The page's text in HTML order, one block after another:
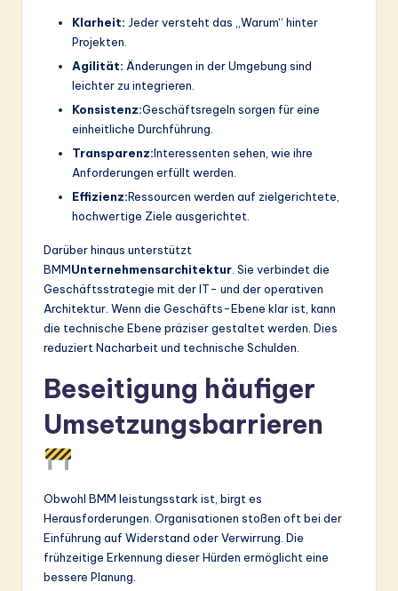
Klarheit: Jeder versteht das „Warum“ hinter
Projekten.
Agilität: Änderungen in der Umgebung sind
leichter zu integrieren.
Konsistenz:Geschäftsregeln sorgen für eine
einheitliche Durchführung.
Transparenz:Interessenten sehen, wie ihre
Anforderungen erfüllt werden.
Effizienz:Ressourcen werden auf zielgerichtete,
hochwertige Ziele ausgerichtet.
Darüber hinaus unterstützt
BMMUnternehmensarchitektur . Sie verbindet die
Geschäftsstrategie mit der IT- und der operativen
Architektur. Wenn die Geschäfts-Ebene klar ist, kann
die technische Ebene präziser gestaltet werden. Dies
reduziert Nacharbeit und technische Schulden.
Beseitigung häufiger
Umsetzungsbarrieren
Obwohl BMM leistungsstark ist, birgt es
Herausforderungen. Organisationen stoßen oft bei der
Einführung auf Widerstand oder Verwirrung. Die
frühzeitige Erkennung dieser Hürden ermöglicht eine
bessere Planung.